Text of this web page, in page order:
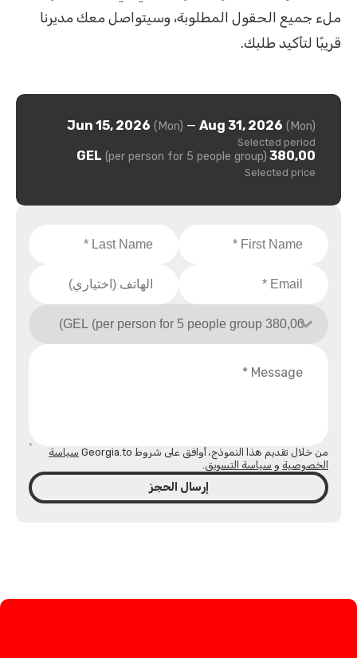
ملء جميع الحقول المطلوبة، وسيتواصل معك مديرنا
قريبًا لتأكيد طلبك.
من خلال تقديم هذا النموذج، أوافق على شروط Georgia.to
سياسة
الخصوصية و سياسة التسويق.
إرسال الحجز
Jun 15, 2026 (Mon) — Aug 31, 2026 (Mon)
Selected period
380,00 GEL
(per person for 5 people group)
Selected price